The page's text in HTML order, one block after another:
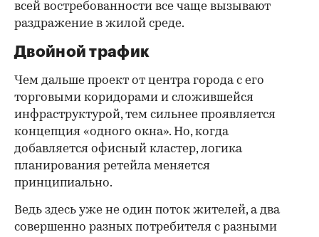
всей востребованности все чаще вызывают
раздражение в жилой среде.
Двойной трафик
Чем дальше проект от центра города с его
торговыми коридорами и сложившейся
инфраструктурой, тем сильнее проявляется
концепция «одного окна». Но, когда
добавляется офисный кластер, логика
планирования ретейла меняется
принципиально.
Ведь здесь уже не один поток жителей, а два
совершенно разных потребителя с разными